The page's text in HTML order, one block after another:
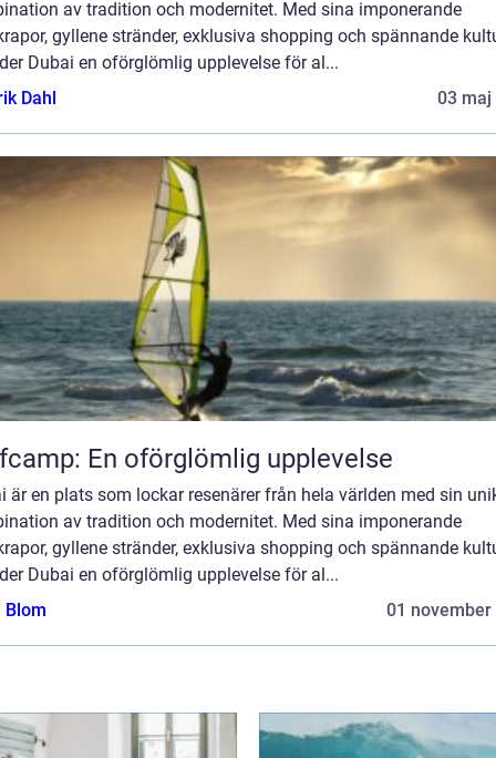
av tradition och modernitet. Med sina imponerande
gyllene stränder, exklusiva shopping och spännande
Dubai en oförglömlig upplevelse för al...
Dahl
03 maj
En oförglömlig upplevelse
är en plats som lockar resenärer från hela världen med sin
av tradition och modernitet. Med sina imponerande
gyllene stränder, exklusiva shopping och spännande
Dubai en oförglömlig upplevelse för al...
Blom
01 november